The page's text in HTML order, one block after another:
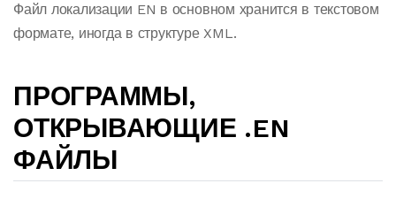
Файл локализации EN в основном хранится в текстовом
формате, иногда в структуре XML.
ПРОГРАММЫ,
ОТКРЫВАЮЩИЕ .EN
ФАЙЛЫ